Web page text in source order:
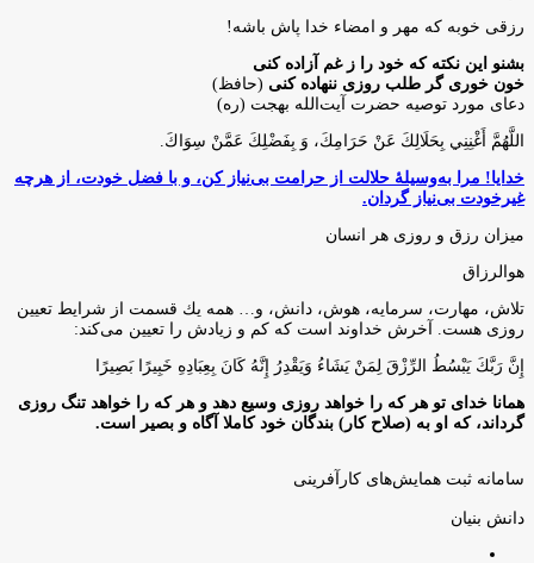
رزقی خوبه كه مهر و امضاء خدا پاش باشه!
بشنو این نکته که خود را ز غم آزاده کنی
خون خوری گر طلب روزی ننهاده کنی (حافظ)
دعای مورد توصیه حضرت آیت‌الله بهجت (ره)
اللَّهُمَّ أَغْنِنِي بِحَلَالِكَ عَنْ حَرَامِكَ، وَ بِفَضْلِكَ عَمَّنْ سِوَاكَ‏.
خدایا! مرا به‌وسیلۀ حلالت از حرامت بی‌نیاز کن، و با فضل خودت، از هرچه
غیرخودت بی‌نیاز گردان.
میزان رزق و روزی هر انسان
هوالرزاق
تلاش، مهارت، سرمايه، هوش، دانش، و… همه يك قسمت از شرايط تعيين
روزى هست. آخرش خداوند است كه كم و زيادش را تعيين مى‌كند:
إِنَّ رَبَّكَ يَبْسُطُ الرِّزْقَ لِمَنْ يَشَاءُ وَيَقْدِرُ إِنَّهُ كَانَ بِعِبَادِهِ خَبِيرًا بَصِيرًا
همانا خدای تو هر که را خواهد روزی وسیع دهد و هر که را خواهد تنگ روزی
گرداند، که او به (صلاح کار) بندگان خود کاملا آگاه و بصیر است.
سامانه ثبت همایش‌های کارآفرینی
دانش‌ بنیان‌